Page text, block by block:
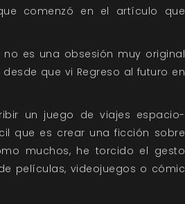
comenzó en el artículo que
es una obsesión muy original
que vi Regreso al futuro en
un juego de viajes espacio-
que es crear una ficción sobre
muchos, he torcido el gesto
películas, videojuegos o cómic